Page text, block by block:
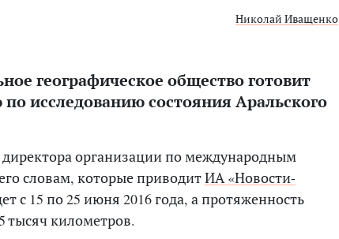
Николай Иващенко
географическое общество готовит
исследованию состояния Аральского
организации по международным
словам, которые приводитИА «Новости-
с 15 по 25 июня 2016 года, а протяженность
тысяч километров.